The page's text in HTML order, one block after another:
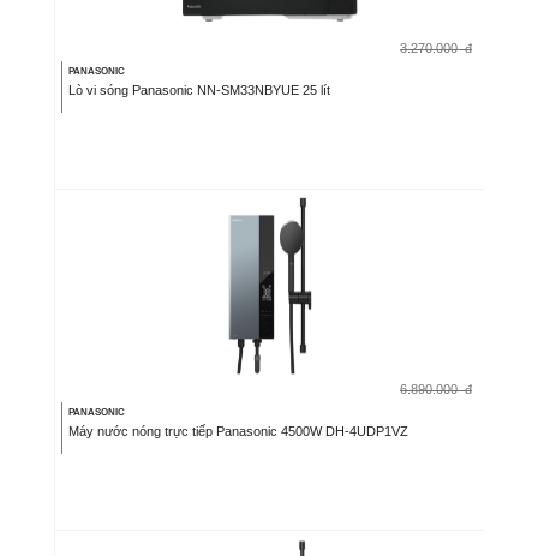
3.270.000 đ
PANASONIC
Lò vi sóng Panasonic NN-SM33NBYUE 25 lít
6.890.000 đ
PANASONIC
Máy nước nóng trực tiếp Panasonic 4500W DH-4UDP1VZ